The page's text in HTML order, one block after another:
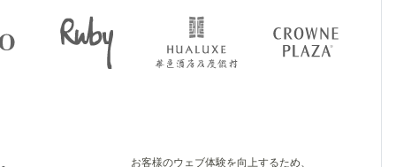
お客様のウェブ体験を向上するため、